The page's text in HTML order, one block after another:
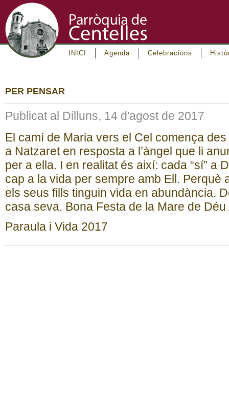
INICI Agenda Celebracions
PER PENSAR
Publicat al Dilluns, 14 d'agost de 2017
El camí de Maria vers el Cel comença des
a Natzaret en resposta a l’àngel que li
per a ella. I en realitat és així: cada “sí” a
cap a la vida per sempre amb Ell. Perquè
els seus fills tinguin vida en abundància.
casa seva. Bona Festa de la Mare de
Paraula i Vida 2017